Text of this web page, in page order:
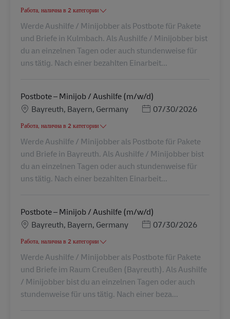
Работа, налична в 2 категории
Werde Aushilfe / Minijobber als Postbote für Pakete
und Briefe in Kulmbach. Als Aushilfe / Minijobber bist
du an einzelnen Tagen oder auch stundenweise für
uns tätig. Nach einer bezahlten Einarbeit...
Postbote – Minijob / Aushilfe (m/w/d)
Местоположение
Bayreuth, Bayern, Germany Posted Date
07/30/2026
Работа, налична в 2 категории
Werde Aushilfe / Minijobber als Postbote für Pakete
und Briefe in Bayreuth. Als Aushilfe / Minijobber bist
du an einzelnen Tagen oder auch stundenweise für
uns tätig. Nach einer bezahlten Einarbeit...
Postbote – Minijob / Aushilfe (m/w/d)
Местоположение
Bayreuth, Bayern, Germany Posted Date
07/30/2026
Работа, налична в 2 категории
Werde Aushilfe / Minijobber als Postbote für Pakete
und Briefe im Raum Creußen (Bayreuth). Als Aushilfe
/ Minijobber bist du an einzelnen Tagen oder auch
stundenweise für uns tätig. Nach einer beza...